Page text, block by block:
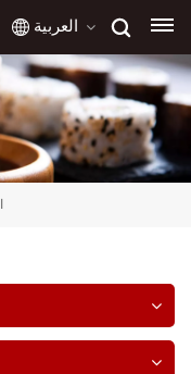
العربية